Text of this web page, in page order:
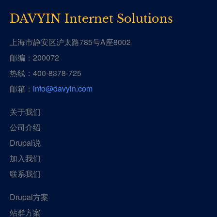
DAVYIN Internet Solutions
上海市静安区沪太路785号A座8002
邮编：200072
热线：400-8378-725
邮箱： info@davyin.com
关于我们
公司介绍
Drupal说
加入我们
联系我们
Drupal方案
站群方案